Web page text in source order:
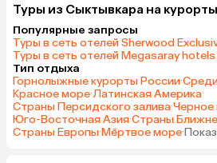
Туры из Сыктывкара на
Популярные запросы
Туры в сеть отелей Sherwood
Туры в сеть отелей Megasaray hotels
Тип отдыха
Горнолыжные курорты России·
Красное море·Латинская Америка·
Страны Персидского залива·Черное
Юго-Восточная Азия·Страны
Страны Европы·Мёртвое море·